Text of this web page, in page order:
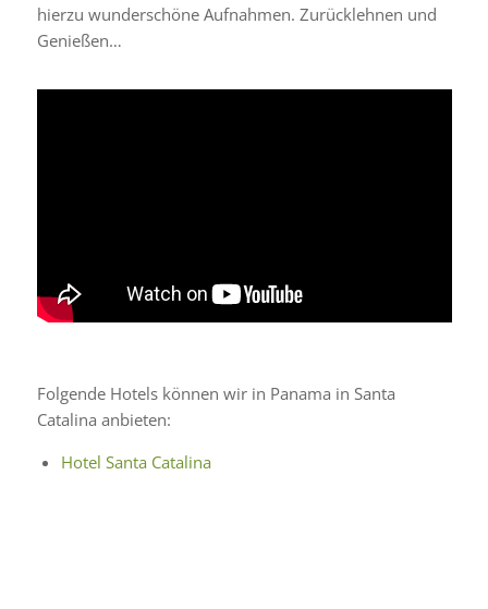
hierzu wunderschöne Aufnahmen. Zurücklehnen und
Genießen…
Folgende Hotels können wir in Panama in Santa
Catalina anbieten:
Hotel Santa Catalina